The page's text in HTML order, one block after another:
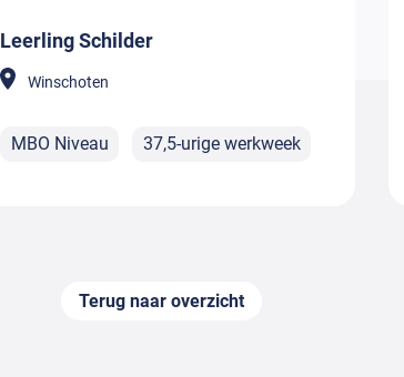
Leerling Schilder
Winschoten
MBO Niveau 37,5-urige werkweek
Terug naar overzicht